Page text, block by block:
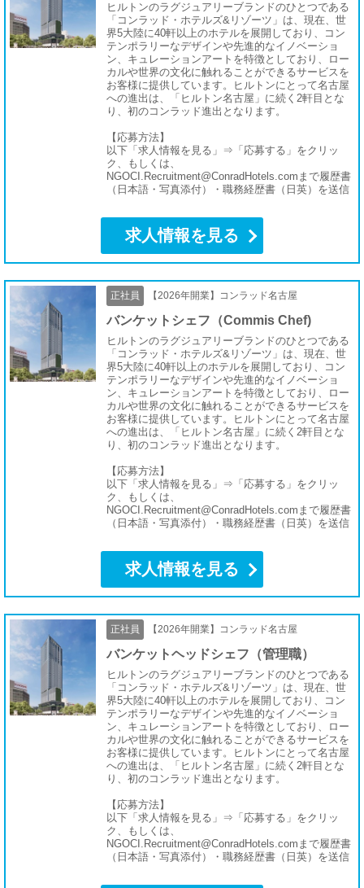
ヒルトンのラグジュアリーブランドのひとつである
「コンラッド・ホテルズ&リゾーツ」は、現在、世
界5大陸に40軒以上のホテルを展開しており、コン
テンポラリーなデザインや先進的なイノベーショ
ン、キュレーションアートを特徴としており、ロー
カルや世界の文化に触れることができるサービスを
お客様に提供しています。ヒルトンにとって名古屋
への進出は、「ヒルトン名古屋」に続く2軒目とな
り、初のコンラッド進出となります。
【応募方法】
以下「求人情報を見る」⇒「応募する」をクリッ
ク、もしくは、
NGOCI.Recruitment@ConradHotels.comまで履歴書
（日本語・写真添付）・職務経歴書（日英）を送信
求人情報を見る
正社員 【2026年開業】コンラッド名古屋
バンケットシェフ（Commis Chef)
ヒルトンのラグジュアリーブランドのひとつである
「コンラッド・ホテルズ&リゾーツ」は、現在、世
界5大陸に40軒以上のホテルを展開しており、コン
テンポラリーなデザインや先進的なイノベーショ
ン、キュレーションアートを特徴としており、ロー
カルや世界の文化に触れることができるサービスを
お客様に提供しています。ヒルトンにとって名古屋
への進出は、「ヒルトン名古屋」に続く2軒目とな
り、初のコンラッド進出となります。
【応募方法】
以下「求人情報を見る」⇒「応募する」をクリッ
ク、もしくは、
NGOCI.Recruitment@ConradHotels.comまで履歴書
（日本語・写真添付）・職務経歴書（日英）を送信
求人情報を見る
正社員 【2026年開業】コンラッド名古屋
バンケットヘッドシェフ（管理職）
ヒルトンのラグジュアリーブランドのひとつである
「コンラッド・ホテルズ&リゾーツ」は、現在、世
界5大陸に40軒以上のホテルを展開しており、コン
テンポラリーなデザインや先進的なイノベーショ
ン、キュレーションアートを特徴としており、ロー
カルや世界の文化に触れることができるサービスを
お客様に提供しています。ヒルトンにとって名古屋
への進出は、「ヒルトン名古屋」に続く2軒目とな
り、初のコンラッド進出となります。
【応募方法】
以下「求人情報を見る」⇒「応募する」をクリッ
ク、もしくは、
NGOCI.Recruitment@ConradHotels.comまで履歴書
（日本語・写真添付）・職務経歴書（日英）を送信